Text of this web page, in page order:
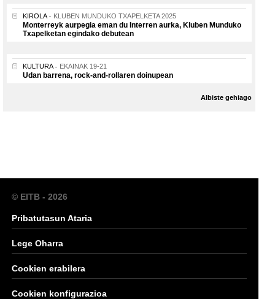
KIROLA KLUBEN MUNDUKO TXAPELKETA 2025
Monterreyk aurpegia eman du Interren aurka, Kluben Munduko
Txapelketan egindako debutean
KULTURA EKAINAK 19-21
Udan barrena, rock-and-rollaren doinupean
Albiste gehiago
© EITB - 2026
Pribatutasun Ataria
Lege Oharra
Cookien erabilera
Cookien konfigurazioa